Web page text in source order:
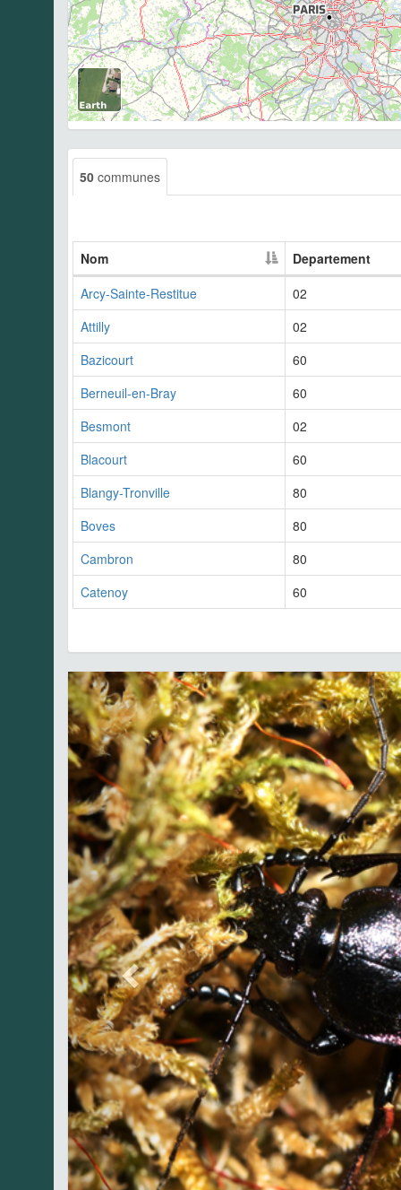
50 communes
Nom
Departement
Arcy-Sainte-Restitue
02
Attilly
02
Bazicourt
60
Berneuil-en-Bray
60
Besmont
02
Blacourt
60
Blangy-Tronville
80
Boves
80
Cambron
80
Catenoy
60